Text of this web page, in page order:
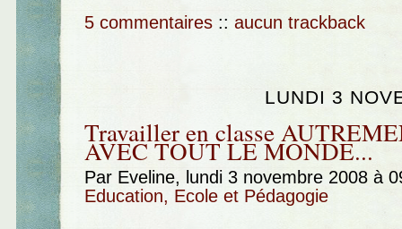
5 commentaires :: aucun trackback
LUNDI 3
Travailler en classe
AVEC TOUT LE MONDE...
Par Eveline, lundi 3 novembre 2008 à
Education, Ecole et Pédagogie